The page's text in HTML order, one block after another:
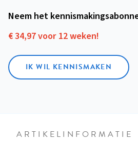
Neem het
€ 34,97 voor 12 weken!
IK WIL KENNISMAKEN
ARTIKELINFORMATIE